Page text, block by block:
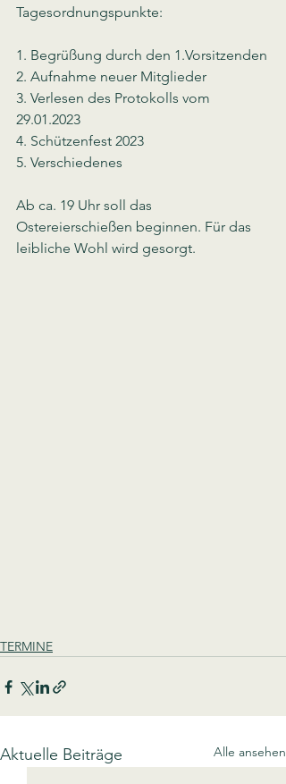
Tagesordnungspunkte:
1. Begrüßung durch den 1.Vorsitzenden
2. Aufnahme neuer Mitglieder
3. Verlesen des Protokolls vom
29.01.2023
4. Schützenfest 2023
5. Verschiedenes
Ab ca. 19 Uhr soll das
Ostereierschießen beginnen. Für das
leibliche Wohl wird gesorgt.
TERMINE
Aktuelle Beiträge Alle ansehen